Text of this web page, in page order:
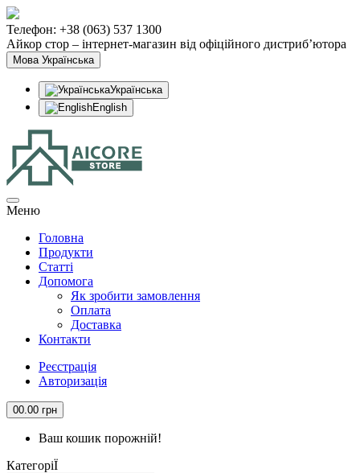
Телефон: +38 (063) 537 1300
Айкор стор – інтернет-магазин від офіційного дистриб’ютора
Мова Українська
Українська
English
Меню
Головна
Продукти
Статтi
Допомога
Як зробити замовлення
Оплата
Доставка
Контакти
Реєстрація
Авторизація
00.00 грн
Ваш кошик порожній!
КатегорiЇ